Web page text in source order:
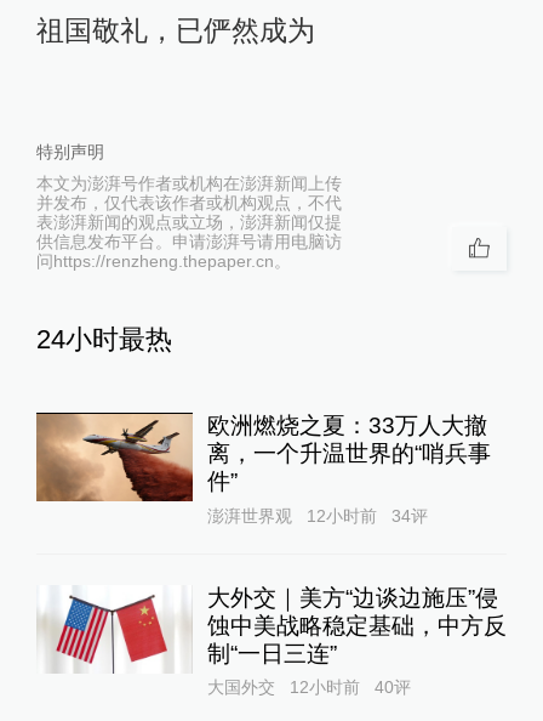
祖国敬礼，已俨然成为
特别声明
本文为澎湃号作者或机构在澎湃新闻上传
并发布，仅代表该作者或机构观点，不代
表澎湃新闻的观点或立场，澎湃新闻仅提
供信息发布平台。申请澎湃号请用电脑访
问https://renzheng.thepaper.cn。
24小时最热
欧洲燃烧之夏：33万人大撤
离，一个升温世界的“哨兵事
件”
澎湃世界观 12小时前 34评
大外交｜美方“边谈边施压”侵
蚀中美战略稳定基础，中方反
制“一日三连”
大国外交 12小时前 40评